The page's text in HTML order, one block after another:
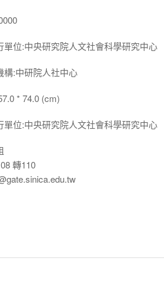
單位:中央研究院人文社會科學研究中心
構:中研院人社中心
* 74.0 (cm)
單位:中央研究院人文社會科學研究中心
轉110